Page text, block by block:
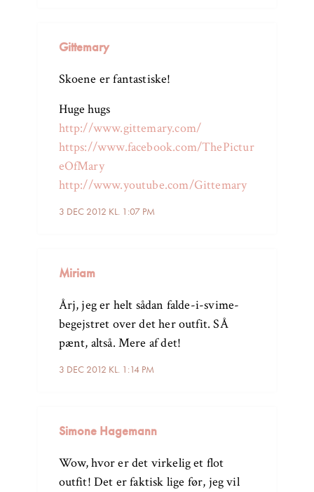
Gittemary
3 DEC 2012 KL. 1:07 PM
Skoene er fantastiske!
Huge hugs
http://www.gittemary.com/
https://www.facebook.com/ThePictur
eOfMary
http://www.youtube.com/Gittemary
Miriam
3 DEC 2012 KL. 1:14 PM
Årj, jeg er helt sådan falde-i-svime-
begejstret over det her outfit. SÅ
pænt, altså. Mere af det!
Simone Hagemann
Wow, hvor er det virkelig et flot
outfit! Det er faktisk lige før, jeg vil